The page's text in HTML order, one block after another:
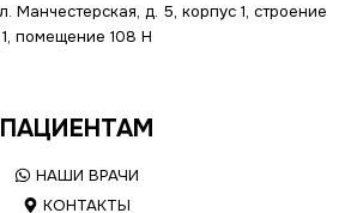
Манчестерская, д. 5, корпус 1, строение
1, помещение 108 Н
ПАЦИЕНТАМ
НАШИ ВРАЧИ
КОНТАКТЫ